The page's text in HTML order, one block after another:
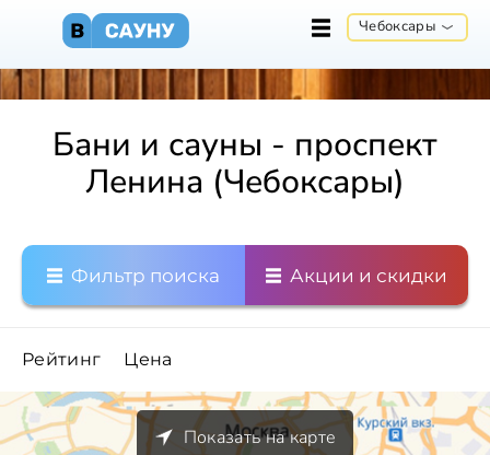
Чебоксары
Бани и сауны - проспект
Ленина (Чебоксары)
Фильтр поиска Акции и скидки
Рейтинг Цена
Показать на карте